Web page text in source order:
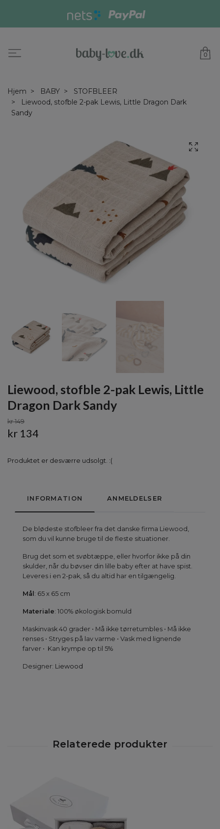
0
Hjem BABY
STOFBLEER
Liewood, stofble 2-pak Lewis, Little Dragon Dark
Sandy
Liewood, stofble 2-pak Lewis, Little
Dragon Dark Sandy
kr 149
kr 134
Produktet er desværre udsolgt. :(
INFORMATION ANMELDELSER
De blødeste stofbleer fra det danske firma Liewood,
som du vil kunne bruge til de fleste situationer.
Brug det som et svøbtæppe, eller hvorfor ikke på din
skulder, når du bøvser din lille baby efter at have spist.
Leveres i en 2-pak, så du altid har en tilgængelig.
Mål : 65 x 65 cm
Materiale: 100% økologisk bomuld
Maskinvask 40 grader • Må ikke tørretumbles • Må ikke
renses • Stryges på lav varme • Vask med lignende
farver • Kan krympe op til 5%
Designer: Liewood